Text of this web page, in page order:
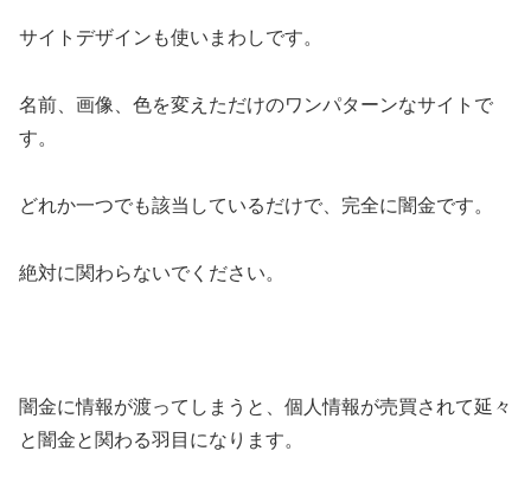
サイトデザインも使いまわしです。
名前、画像、色を変えただけのワンパターンなサイトで
す。
どれか一つでも該当しているだけで、完全に闇金です。
絶対に関わらないでください。
闇金に情報が渡ってしまうと、個人情報が売買されて延々
と闇金と関わる羽目になります。